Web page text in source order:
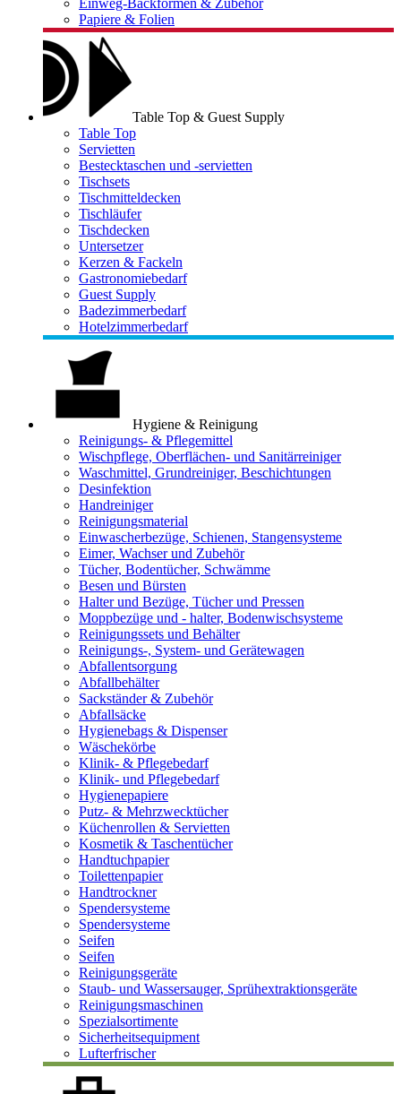
Einweg-Backformen & Zubehör
Papiere & Folien
Table Top & Guest Supply
Table Top
Servietten
Bestecktaschen und -servietten
Tischsets
Tischmitteldecken
Tischläufer
Tischdecken
Untersetzer
Kerzen & Fackeln
Gastronomiebedarf
Guest Supply
Badezimmerbedarf
Hotelzimmerbedarf
Hygiene & Reinigung
Reinigungs- & Pflegemittel
Wischpflege, Oberflächen- und Sanitärreiniger
Waschmittel, Grundreiniger, Beschichtungen
Desinfektion
Handreiniger
Reinigungsmaterial
Einwascherbezüge, Schienen, Stangensysteme
Eimer, Wachser und Zubehör
Tücher, Bodentücher, Schwämme
Besen und Bürsten
Halter und Bezüge, Tücher und Pressen
Moppbezüge und - halter, Bodenwischsysteme
Reinigungssets und Behälter
Reinigungs-, System- und Gerätewagen
Abfallentsorgung
Abfallbehälter
Sackständer & Zubehör
Abfallsäcke
Hygienebags & Dispenser
Wäschekörbe
Klinik- & Pflegebedarf
Klinik- und Pflegebedarf
Hygienepapiere
Putz- & Mehrzwecktücher
Küchenrollen & Servietten
Kosmetik & Taschentücher
Handtuchpapier
Toilettenpapier
Handtrockner
Spendersysteme
Spendersysteme
Seifen
Seifen
Reinigungsgeräte
Staub- und Wassersauger, Sprühextraktionsgeräte
Reinigungsmaschinen
Spezialsortimente
Sicherheitsequipment
Lufterfrischer